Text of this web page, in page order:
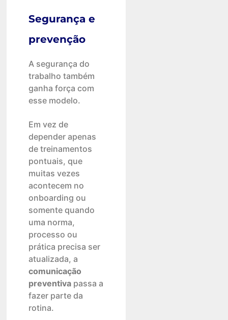
Segurança e
prevenção
A segurança do
trabalho também
ganha força com
esse modelo.
Em vez de
depender apenas
de treinamentos
pontuais, que
muitas vezes
acontecem no
onboarding ou
somente quando
uma norma,
processo ou
prática precisa ser
atualizada, a
comunicação
preventivapassa a
fazer parte da
rotina.